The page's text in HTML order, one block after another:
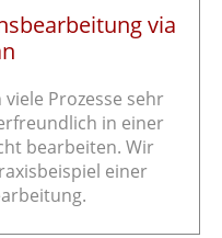
via
Prozesse sehr
in einer
bearbeiten. Wir
einer